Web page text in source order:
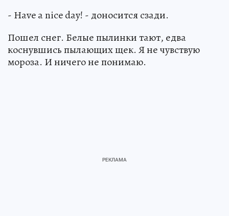
- Нave a nice day! - доносится сзади.
Пошел снег. Белые пылинки тают, едва
коснувшись пылающих щек. Я не чувствую
мороза. И ничего не понимаю.